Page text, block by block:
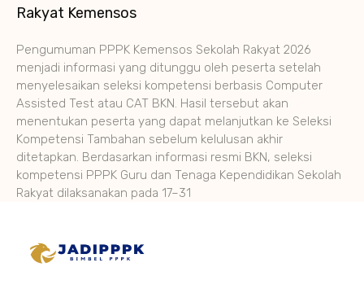
Rakyat Kemensos
Pengumuman PPPK Kemensos Sekolah Rakyat 2026
menjadi informasi yang ditunggu oleh peserta setelah
menyelesaikan seleksi kompetensi berbasis Computer
Assisted Test atau CAT BKN. Hasil tersebut akan
menentukan peserta yang dapat melanjutkan ke Seleksi
Kompetensi Tambahan sebelum kelulusan akhir
ditetapkan. Berdasarkan informasi resmi BKN, seleksi
kompetensi PPPK Guru dan Tenaga Kependidikan Sekolah
Rakyat dilaksanakan pada 17–31